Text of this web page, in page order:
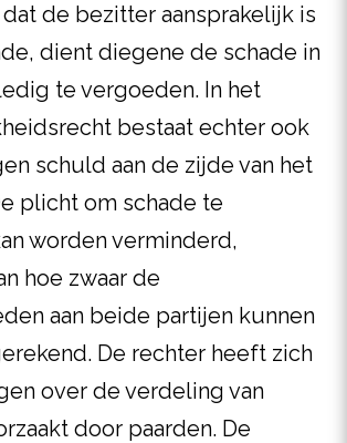
de bezitter aansprakelijk is
dient diegene de schade in
te vergoeden. In het
bestaat echter ook
schuld aan de zijde van het
plicht om schade te
worden verminderd,
hoe zwaar de
aan beide partijen kunnen
De rechter heeft zich
over de verdeling van
door paarden. De